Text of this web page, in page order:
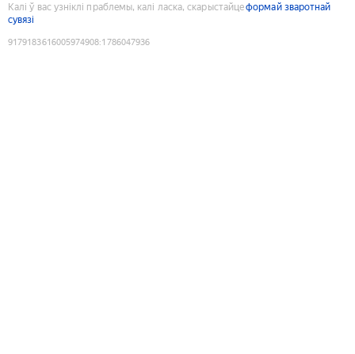
Калі ў вас узніклі праблемы, калі ласка, скарыстайцеформай зваротнай
сувязі
9179183616005974908:1786047936